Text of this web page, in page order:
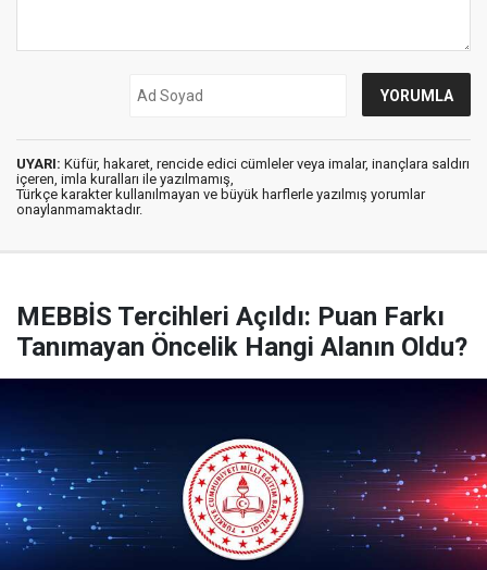
UYARI: Küfür, hakaret, rencide edici cümleler veya imalar, inançlara saldırı
içeren, imla kuralları ile yazılmamış,
Türkçe karakter kullanılmayan ve büyük harflerle yazılmış yorumlar
onaylanmamaktadır.
MEBBİS Tercihleri Açıldı: Puan Farkı
Tanımayan Öncelik Hangi Alanın Oldu?